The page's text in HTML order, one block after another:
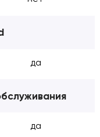
да
да